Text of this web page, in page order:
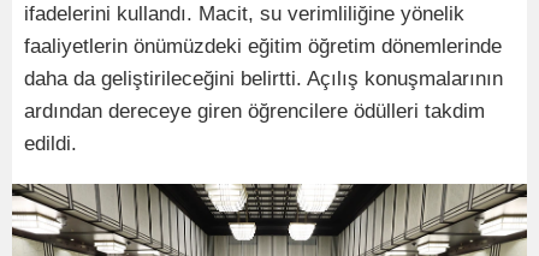
ifadelerini kullandı. Macit, su verimliliğine yönelik
faaliyetlerin önümüzdeki eğitim öğretim dönemlerinde
daha da geliştirileceğini belirtti. Açılış konuşmalarının
ardından dereceye giren öğrencilere ödülleri takdim
edildi.